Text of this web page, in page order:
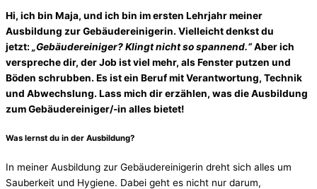
Hi, ich bin Maja, und ich bin im ersten Lehrjahr meiner
Ausbildung zur Gebäudereinigerin. Vielleicht denkst du
jetzt: „Gebäudereiniger? Klingt nicht so spannend.“Aber ich
verspreche dir, der Job ist viel mehr, als Fenster putzen und
Böden schrubben. Es ist ein Beruf mit Verantwortung, Technik
und Abwechslung. Lass mich dir erzählen, was die Ausbildung
zum Gebäudereiniger/-in alles bietet!
Was lernst du in der Ausbildung?
In meiner Ausbildung zur Gebäudereinigerin dreht sich alles um
Sauberkeit und Hygiene. Dabei geht es nicht nur darum,